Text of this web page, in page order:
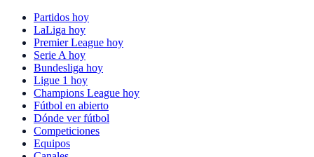
Partidos hoy
LaLiga hoy
Premier League hoy
Serie A hoy
Bundesliga hoy
Ligue 1 hoy
Champions League hoy
Fútbol en abierto
Dónde ver fútbol
Competiciones
Equipos